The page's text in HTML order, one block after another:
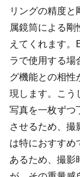
リングの精度
属鏡筒による剛
えてくれます。
ラで使用する場
グ機能との相性
現します。こう
写真を一枚ずつ
させるため、撮
は特におすすめ
あるため、撮影